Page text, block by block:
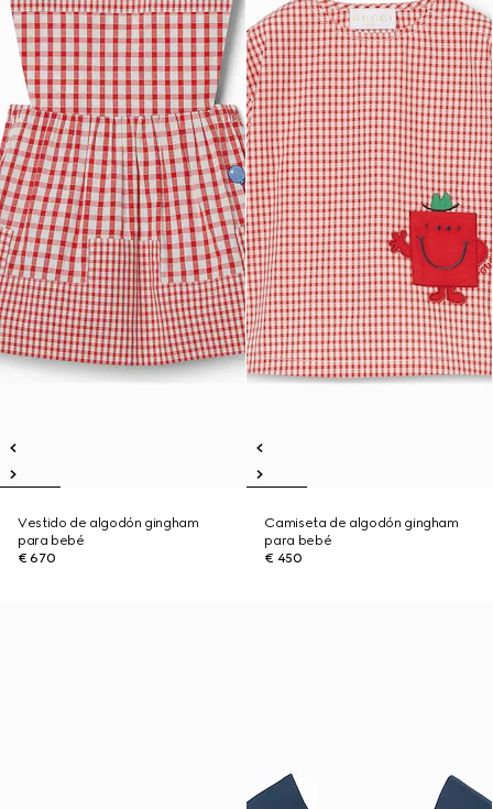
Vestido de algodón gingham
para bebé
€ 670
Camiseta de algodón gingham
para bebé
€ 450